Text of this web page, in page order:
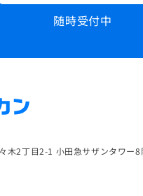
随時受付中
木2丁目2-1 小田急サザンタワー8